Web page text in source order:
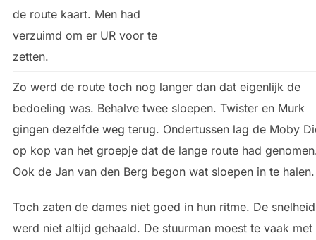
de route kaart. Men had
verzuimd om er UR voor te
zetten.
Zo werd de route toch nog langer dan dat eigenlijk de
bedoeling was. Behalve twee sloepen. Twister en Murk
gingen dezelfde weg terug. Ondertussen lag de Moby
op kop van het groepje dat de lange route had
Ook de Jan van den Berg begon wat sloepen in te halen.
Toch zaten de dames niet goed in hun ritme. De snelheid
werd niet altijd gehaald. De stuurman moest te vaak met